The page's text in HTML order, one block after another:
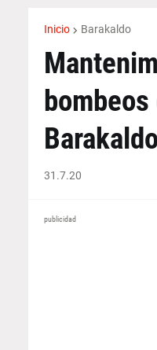
Inicio Barakaldo
Barakaldo
31.7.20
publicidad